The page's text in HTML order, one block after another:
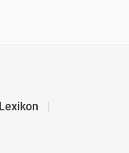
Lexikon